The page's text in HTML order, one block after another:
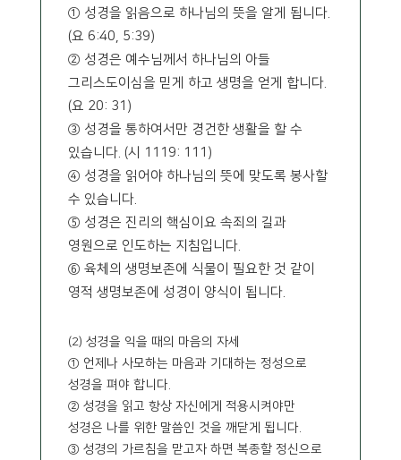
① 성경을 읽음으로 하나님의 뜻을 알게 됩니다.
(요 6:40, 5:39)
② 성경은 예수님께서 하나님의 아들
그리스도이심을 믿게 하고 생명을 얻게 합니다.
(요 20: 31)
③ 성경을 통하여서만 경건한 생활을 할 수
있습니다. (시 1119: 111)
④ 성경을 읽어야 하나님의 뜻에 맞도록 봉사할
수 있습니다.
⑤ 성경은 진리의 핵심이요 속죄의 길과
영원으로 인도하는 지침입니다.
⑥ 육체의 생명보존에 식물이 필요한 것 같이
영적 생명보존에 성경이 양식이 됩니다.
(2) 성경을 익을 때의 마음의 자세
① 언제나 사모하는 마음과 기대하는 정성으로
성경을 펴야 합니다.
② 성경을 읽고 항상 자신에게 적용시켜야만
성경은 나를 위한 말씀인 것을 깨닫게 됩니다.
③ 성경의 가르침을 맏고자 하면 복종할 정신으로